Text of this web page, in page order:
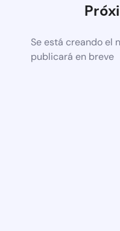
Se está creando el
publicará en breve